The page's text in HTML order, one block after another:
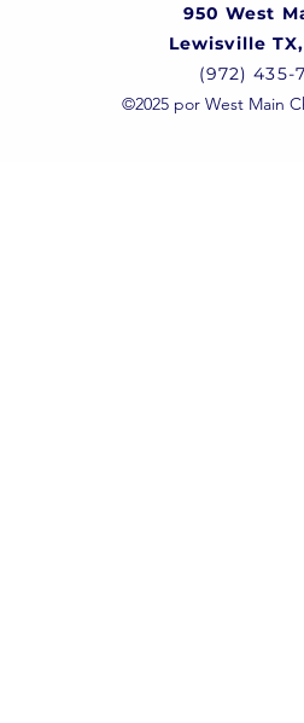
950 West
Lewisville
(972) 435-
©2025 por West Main